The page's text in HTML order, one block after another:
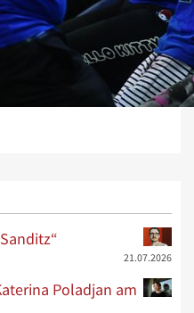
21.07.2026
Poladjan am